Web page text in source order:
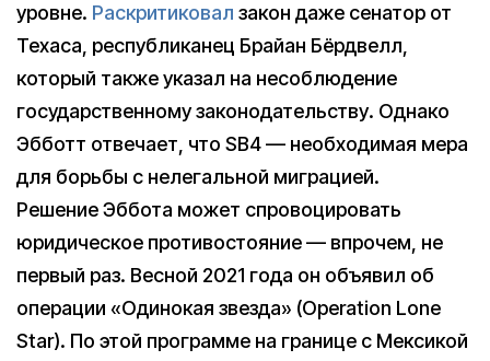
уровне. Раскритиковал закон даже сенатор от
Техаса, республиканец Брайан Бёрдвелл,
который также указал на несоблюдение
государственному законодательству. Однако
Эбботт отвечает, что SB4 — необходимая мера
для борьбы с нелегальной миграцией.
Решение Эббота может спровоцировать
юридическое противостояние — впрочем, не
первый раз. Весной 2021 года он объявил об
операции «Одинокая звезда» (Operation Lone
Star). По этой программе на границе с Мексикой